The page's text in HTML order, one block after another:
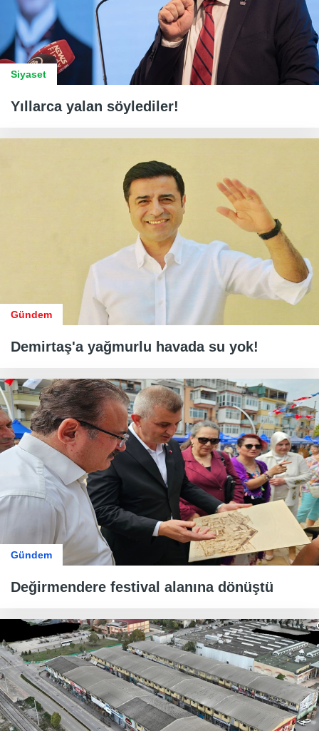
Siyaset
Yıllarca yalan söylediler!
Gündem
Demirtaş'a yağmurlu havada su yok!
Gündem
Değirmendere festival alanına dönüştü